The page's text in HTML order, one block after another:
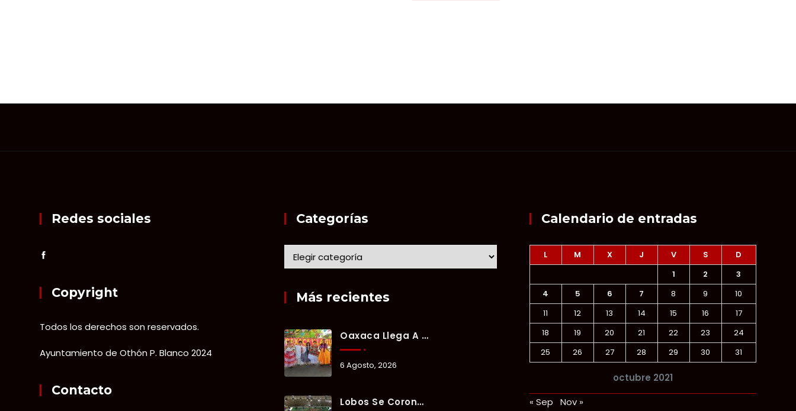
Redes sociales
Copyright
Todos los derechos son reservados.
Ayuntamiento de Othón P. Blanco 2024
Contacto
Categorías
Más recientes
Oaxaca Llega A Chetumal Con El Color, Sabor Y Tradición De La Guelaguetza 2026.
6 Agosto, 2026
Lobos Se Corona Campeón Del Verano Xul-Há 2026 Tras Tres Días De Intensa Competencia.
Calendario de entradas
octubre 2021
L M X J V S
D
1
2
3
4
5 6 7 8 9
10
11
12 13 14 15 16
17
18
19 20 21 22 23
24
25
26 27 28 29 30 31
« Sep Nov »